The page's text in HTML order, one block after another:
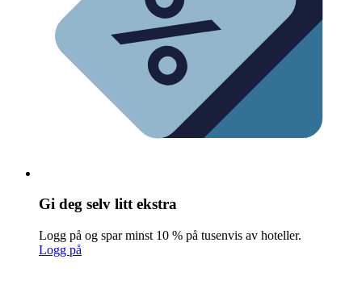
Gi deg selv litt ekstra
Logg på og spar minst 10 % på tusenvis av hoteller.
Logg på